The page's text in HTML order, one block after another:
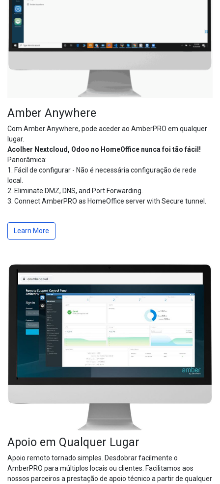
Amber Anywhere
Com Amber Anywhere, pode aceder ao AmberPRO em qualquer
lugar.
Acolher Nextcloud, Odoo no HomeOffice nunca foi tão fácil!
Panorâmica:
1. Fácil de configurar - Não é necessária configuração de rede
local.
2. Eliminate DMZ, DNS, and Port Forwarding.
3. Connect AmberPRO as HomeOffice server with Secure tunnel.
Learn More
Apoio em Qualquer Lugar
Apoio remoto tornado simples. Desdobrar facilmente o
AmberPRO para múltiplos locais ou clientes. Facilitamos aos
nossos parceiros a prestação de apoio técnico a partir de qualquer